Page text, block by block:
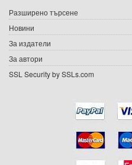
Подаръци
Ваучери
Разширено търсене
Новини
За издатели
За автори
SSL Security by SSLs.com